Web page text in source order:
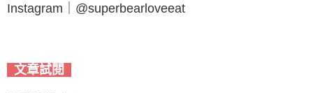
Instagram｜@superbearloveeat
文章試閱